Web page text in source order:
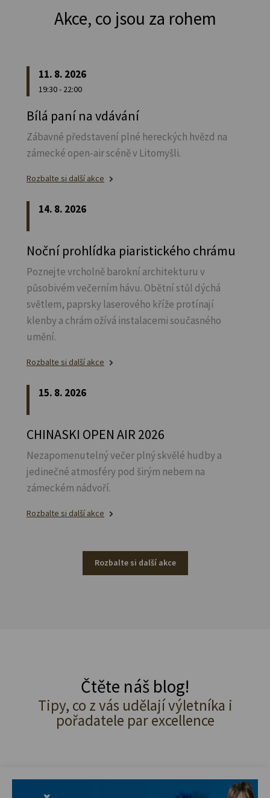
Akce, co jsou za rohem
11. 8. 2026
19:30 - 22:00
Bílá paní na vdávání
Zábavné představení plné hereckých hvězd na
zámecké open-air scéně v Litomyšli.
Rozbalte si další akce
14. 8. 2026
Noční prohlídka piaristického chrámu
Poznejte vrcholně barokní architekturu v
působivém večerním hávu. Obětní stůl dýchá
světlem, paprsky laserového kříže protínají
klenby a chrám ožívá instalacemi současného
umění.
Rozbalte si další akce
15. 8. 2026
CHINASKI OPEN AIR 2026
Nezapomenutelný večer plný skvělé hudby a
jedinečné atmosféry pod širým nebem na
zámeckém nádvoří.
Rozbalte si další akce
Rozbalte si další akce
Čtěte náš blog!
Tipy, co z vás udělají výletníka i
pořadatele par excellence